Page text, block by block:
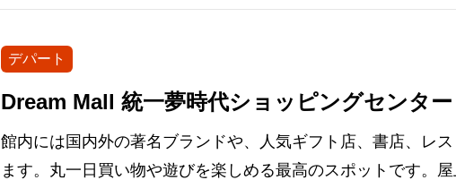
デパート
Dream Mall 統一夢時代ショッピングセンター
館内には国内外の著名ブランドや、人気ギフト店、書店、レ
ます。丸一日買い物や遊びを楽しめる最高のスポットです。